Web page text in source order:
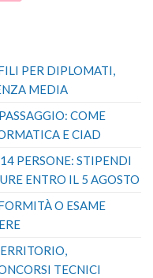
PER DIPLOMATI,
MEDIA
COME
E CIAD
PERSONE: STIPENDI
ENTRO IL 5 AGOSTO
O ESAME
TECNICI